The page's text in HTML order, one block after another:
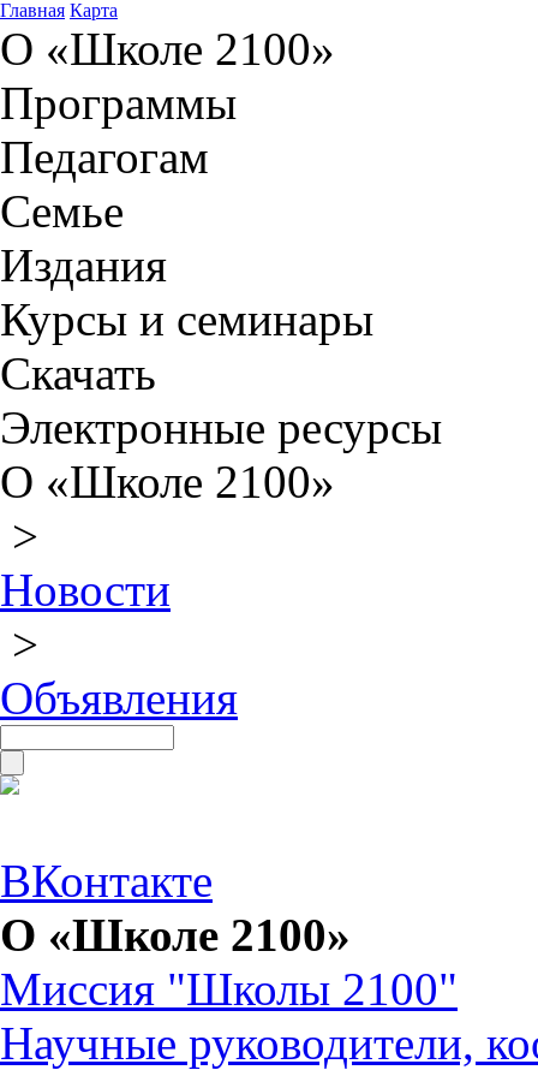
Главная Карта
О «Школе 2100»
Программы
Педагогам
Семье
Издания
Курсы и семинары
Скачать
Электронные ресурсы
О «Школе 2100»
>
Новости
>
Объявления
ВКонтакте
О «Школе 2100»
Миссия "Школы 2100"
Научные руководители,